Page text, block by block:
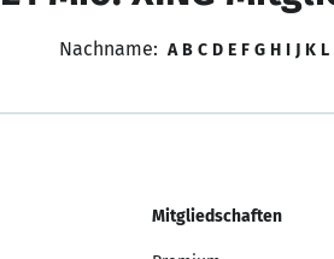
Nachname: A B C D E F G H I J K L
Mitgliedschaften